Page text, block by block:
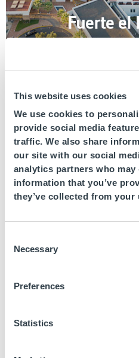
This website uses cookies
We use cookies to
provide social media
traffic. We also share
our site with our social
analytics partners who
information that you’ve
they’ve collected from
Selection
Necessary
Preferences
Statistics
Fuerte el